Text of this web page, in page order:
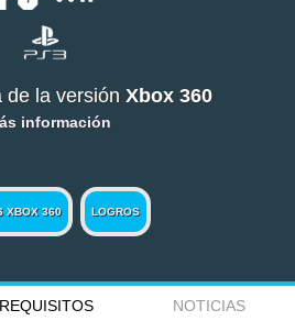
de la versión Xbox 360
información
XBOX 360 LOGROS
REQUISITOS
NOTICIAS